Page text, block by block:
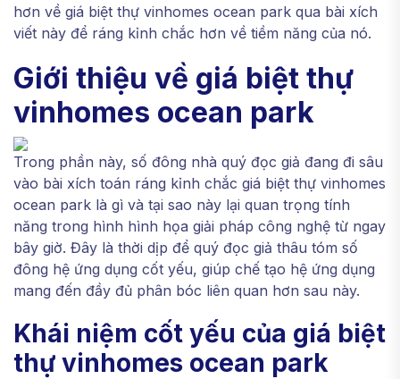
hơn về giá biệt thự vinhomes ocean park qua bài xích
viết này để ráng kỉnh chắc hơn về tiềm năng của nó.
Giới thiệu về giá biệt thự
vinhomes ocean park
Trong phần này, số đông nhà quý đọc giả đang đi sâu
vào bài xích toán ráng kỉnh chắc giá biệt thự vinhomes
ocean park là gì và tại sao này lại quan trọng tính
năng trong hình hình họa giải pháp công nghệ từ ngay
bây giờ. Đây là thời dịp để quý đọc giả thâu tóm số
đông hệ ứng dụng cốt yếu, giúp chế tạo hệ ứng dụng
mang đến đầy đủ phân bóc liên quan hơn sau này.
Khái niệm cốt yếu của giá biệt
thự vinhomes ocean park